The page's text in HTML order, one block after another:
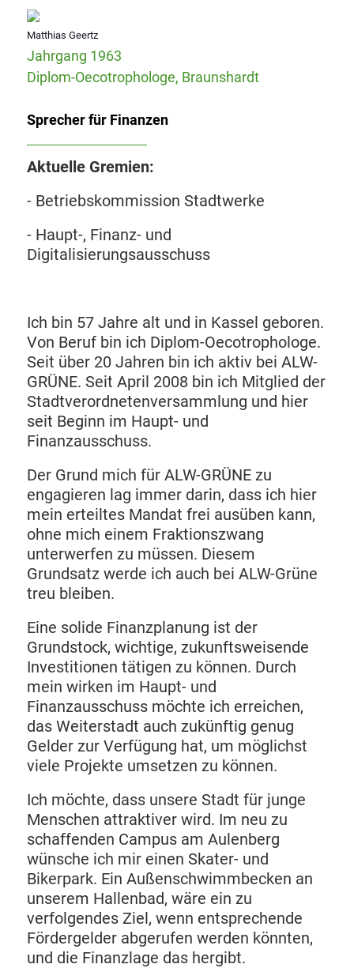
Matthias Geertz
Jahrgang 1963
Diplom-Oecotrophologe, Braunshardt
Sprecher für Finanzen
Aktuelle Gremien:
- Betriebskommission Stadtwerke
- Haupt-, Finanz- und
Digitalisierungsausschuss
Ich bin 57 Jahre alt und in Kassel geboren.
Von Beruf bin ich Diplom-Oecotrophologe.
Seit über 20 Jahren bin ich aktiv bei ALW-
GRÜNE. Seit April 2008 bin ich Mitglied der
Stadtverordnetenversammlung und hier
seit Beginn im Haupt- und
Finanzausschuss.
Der Grund mich für ALW-GRÜNE zu
engagieren lag immer darin, dass ich hier
mein erteiltes Mandat frei ausüben kann,
ohne mich einem Fraktionszwang
unterwerfen zu müssen. Diesem
Grundsatz werde ich auch bei ALW-Grüne
treu bleiben.
Eine solide Finanzplanung ist der
Grundstock, wichtige, zukunftsweisende
Investitionen tätigen zu können. Durch
mein wirken im Haupt- und
Finanzausschuss möchte ich erreichen,
das Weiterstadt auch zukünftig genug
Gelder zur Verfügung hat, um möglichst
viele Projekte umsetzen zu können.
Ich möchte, dass unsere Stadt für junge
Menschen attraktiver wird. Im neu zu
schaffenden Campus am Aulenberg
wünsche ich mir einen Skater- und
Bikerpark. Ein Außenschwimmbecken an
unserem Hallenbad, wäre ein zu
verfolgendes Ziel, wenn entsprechende
Fördergelder abgerufen werden könnten,
und die Finanzlage das hergibt.